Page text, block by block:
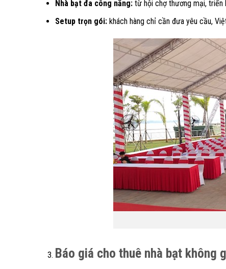
Nhà bạt đa công năng:từ hội chợ thương mại, triển
Setup trọn gói:khách hàng chỉ cần đưa yêu cầu,
Báo giá cho thuê nhà bạt không